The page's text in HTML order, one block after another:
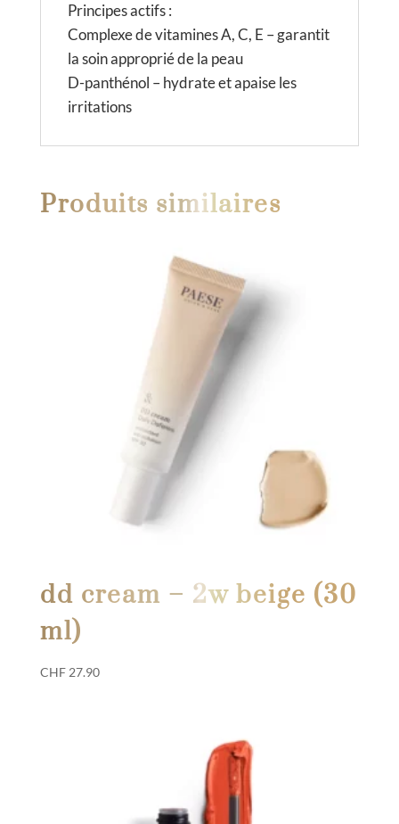
Principes actifs :
Complexe de vitamines A, C, E – garantit
la soin approprié de la peau
D-panthénol – hydrate et apaise les
irritations
Produits similaires
dd cream – 2w beige (30
ml)
CHF27.90